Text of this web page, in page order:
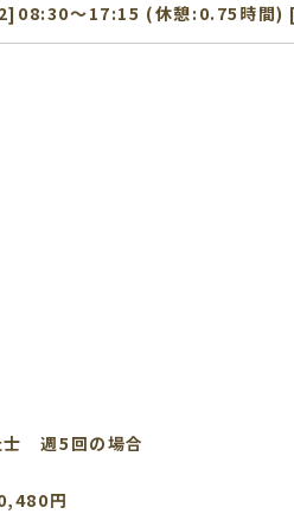
〜17:15 (休憩:0.75時間)
士 週5回の場合
円